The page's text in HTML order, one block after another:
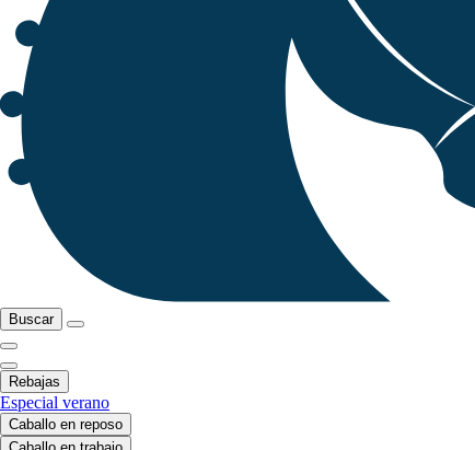
Buscar
Rebajas
Especial verano
Caballo en reposo